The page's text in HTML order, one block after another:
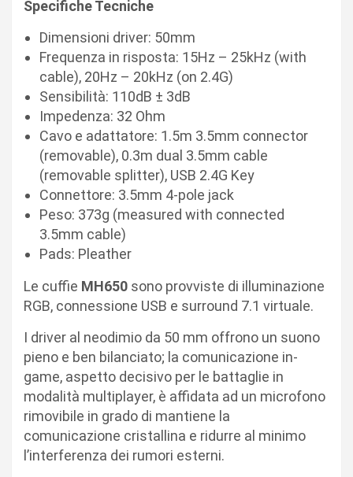
Specifiche Tecniche
Dimensioni driver: 50mm
Frequenza in risposta: 15Hz – 25kHz (with
cable), 20Hz – 20kHz (on 2.4G)
Sensibilità: 110dB ± 3dB
Impedenza: 32 Ohm
Cavo e adattatore: 1.5m 3.5mm connector
(removable), 0.3m dual 3.5mm cable
(removable splitter), USB 2.4G Key
Connettore: 3.5mm 4-pole jack
Peso: 373g (measured with connected
3.5mm cable)
Pads: Pleather
Le cuffie MH650 sono provviste di illuminazione
RGB, connessione USB e surround 7.1 virtuale.
I driver al neodimio da 50 mm offrono un suono
pieno e ben bilanciato; la comunicazione in-
game, aspetto decisivo per le battaglie in
modalità multiplayer, è affidata ad un microfono
rimovibile in grado di mantiene la
comunicazione cristallina e ridurre al minimo
l’interferenza dei rumori esterni.